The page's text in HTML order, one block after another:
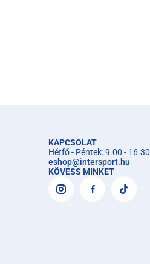
KAPCSOLAT
Hétfő - Péntek: 9.00 - 16.30
eshop@intersport.hu
KÖVESS MINKET